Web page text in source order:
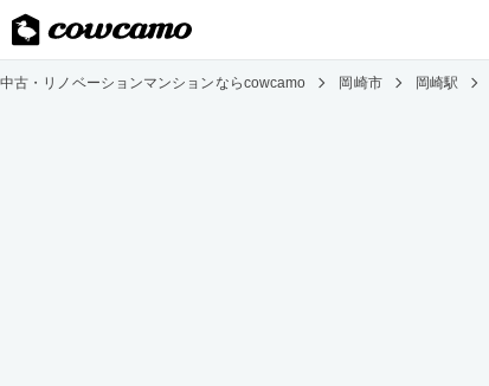
中古・リノベーションマンションならcowcamo 岡崎市 岡崎駅